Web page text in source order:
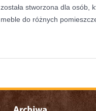
została stworzona dla osób,
meble do różnych